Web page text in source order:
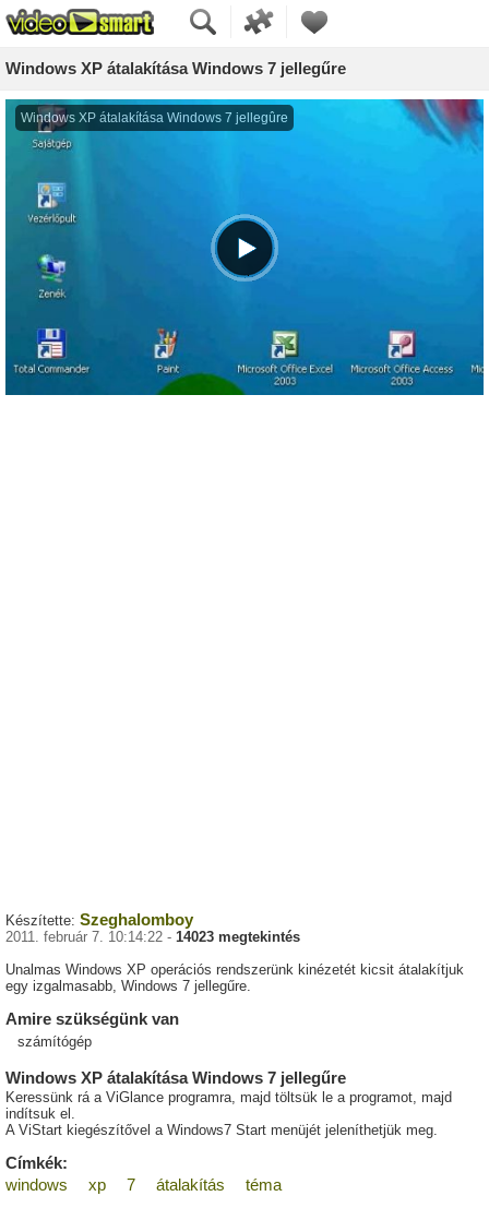
Windows XP átalakítása Windows 7 jellegűre
Készítette: Szeghalomboy
2011. február 7. 10:14:22 - 14023 megtekintés
Unalmas Windows XP operációs rendszerünk kinézetét kicsit átalakítjuk
egy izgalmasabb, Windows 7 jellegűre.
Amire szükségünk van
számítógép
Windows XP átalakítása Windows 7 jellegűre
Keressünk rá a ViGlance programra, majd töltsük le a programot, majd
indítsuk el.
A ViStart kiegészítővel a Windows7 Start menüjét jeleníthetjük meg.
Címkék:
windows
xp 7 átalakítás téma